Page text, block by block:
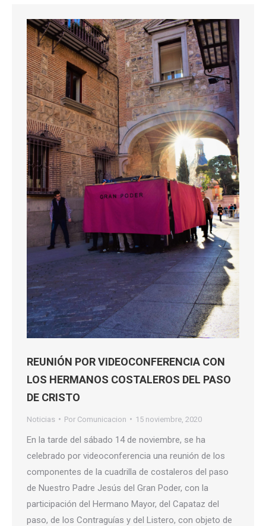
REUNIÓN POR VIDEOCONFERENCIA CON
LOS HERMANOS COSTALEROS DEL PASO
DE CRISTO
Noticias Por Comunicacion 15 noviembre, 2020
En la tarde del sábado 14 de noviembre, se ha
celebrado por videoconferencia una reunión de los
componentes de la cuadrilla de costaleros del paso
de Nuestro Padre Jesús del Gran Poder, con la
participación del Hermano Mayor, del Capataz del
paso, de los Contraguías y del Listero, con objeto de